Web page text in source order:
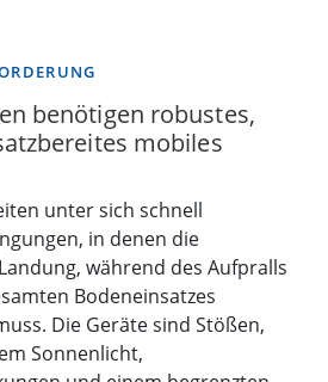
benötigen robustes,
mobiles
unter sich schnell
in denen die
während des Aufpralls
Bodeneinsatzes
Die Geräte sind Stößen,
Sonnenlicht,